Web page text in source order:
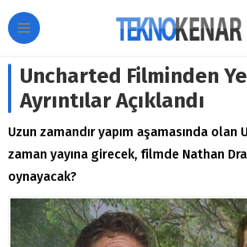
Uncharted Filminden
Ayrıntılar Açıklandı
Uzun zamandır yapım aşamasında
zaman yayına girecek, filmde Nathan
oynayacak?